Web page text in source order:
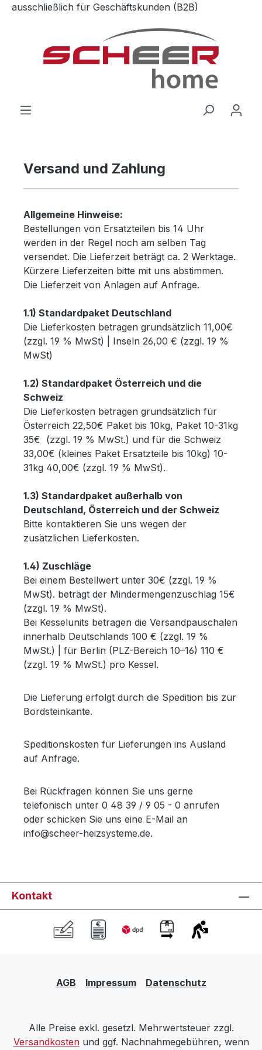
Zum Hauptinhalt springen
ausschließlich für Geschäftskunden (B2B)
Versand und Zahlung
Allgemeine Hinweise:
Bestellungen von Ersatzteilen bis 14 Uhr
werden in der Regel noch am selben Tag
versendet. Die Lieferzeit beträgt ca. 2 Werktage.
Kürzere Lieferzeiten bitte mit uns abstimmen.
Die Lieferzeit von Anlagen auf Anfrage.
1.1) Standardpaket Deutschland
Die Lieferkosten betragen grundsätzlich 11,00€
(zzgl. 19 % MwSt) | Inseln 26,00 € (zzgl. 19 %
MwSt)
1.2) Standardpaket Österreich und die
Schweiz
Die Lieferkosten betragen grundsätzlich für
Österreich 22,50€ Paket bis 10kg, Paket 10-31kg
35€ (zzgl. 19 % MwSt.) und für die Schweiz
33,00€ (kleines Paket Ersatzteile bis 10kg) 10-
31kg 40,00€ (zzgl. 19 % MwSt).
1.3) Standardpaket außerhalb von
Deutschland, Österreich und der Schweiz
Bitte kontaktieren Sie uns wegen der
zusätzlichen Lieferkosten.
1.4) Zuschläge
Bei einem Bestellwert unter 30€ (zzgl. 19 %
MwSt). beträgt der Mindermengenzuschlag 15€
(zzgl. 19 % MwSt).
Bei Kesselunits betragen die Versandpauschalen
innerhalb Deutschlands 100 € (zzgl. 19 %
MwSt.) | für Berlin (PLZ-Bereich 10–16) 110 €
(zzgl. 19 % MwSt.) pro Kessel.
Die Lieferung erfolgt durch die Spedition bis zur
Bordsteinkante.
Speditionskosten für Lieferungen ins Ausland
auf Anfrage.
Bei Rückfragen können Sie uns gerne
telefonisch unter 0 48 39 / 9 05 - 0 anrufen
oder schicken Sie uns eine E-Mail an
info@scheer-heizsysteme.de.
Kontakt
AGB Impressum Datenschutz
Alle Preise exkl. gesetzl. Mehrwertsteuer zzgl.
Versandkostenund ggf. Nachnahmegebühren, wenn